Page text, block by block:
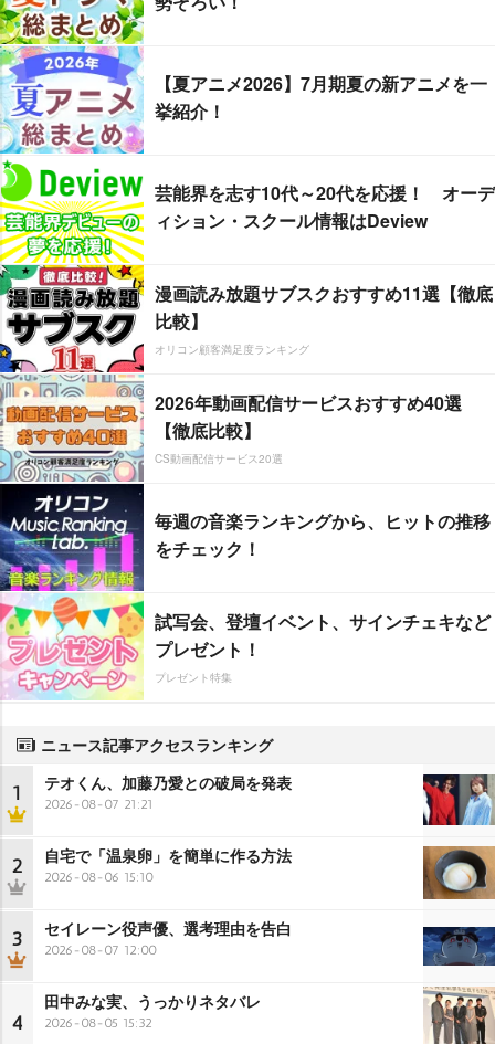
【夏アニメ2026】7月期夏の新アニメを一
挙紹介！
芸能界を志す10代～20代を応援！ オーデ
ィション・スクール情報はDeview
漫画読み放題サブスクおすすめ11選【徹底
比較】
オリコン顧客満足度ランキング
2026年動画配信サービスおすすめ40選
【徹底比較】
CS動画配信サービス20選
毎週の音楽ランキングから、ヒットの推移
をチェック！
試写会、登壇イベント、サインチェキなど
プレゼント！
プレゼント特集
ニュース記事アクセスランキング
1 テオくん、加藤乃愛との破局を発表
2026-08-07 21:21
2 自宅で「温泉卵」を簡単に作る方法
2026-08-06 15:10
3 セイレーン役声優、選考理由を告白
2026-08-07 12:00
4
田中みな実、うっかりネタバレ
2026-08-05 15:32